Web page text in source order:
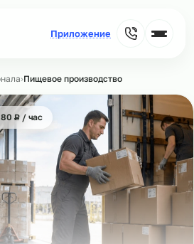
›Пищевое производство
₽
Р/ час